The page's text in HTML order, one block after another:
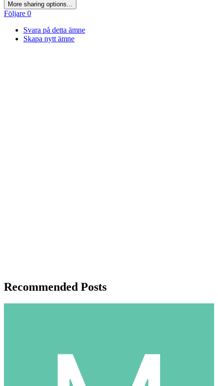
More sharing options...
Följare 0
Svara på detta ämne
Skapa nytt ämne
Recommended Posts